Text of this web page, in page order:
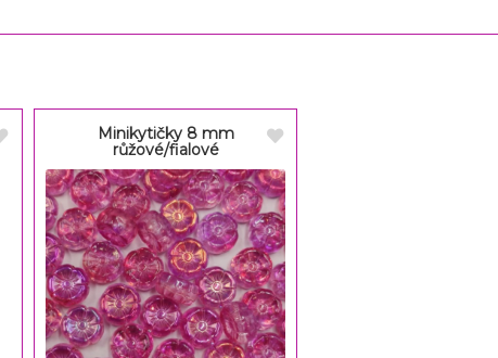
Minikytičky 8 mm
růžové/fialové